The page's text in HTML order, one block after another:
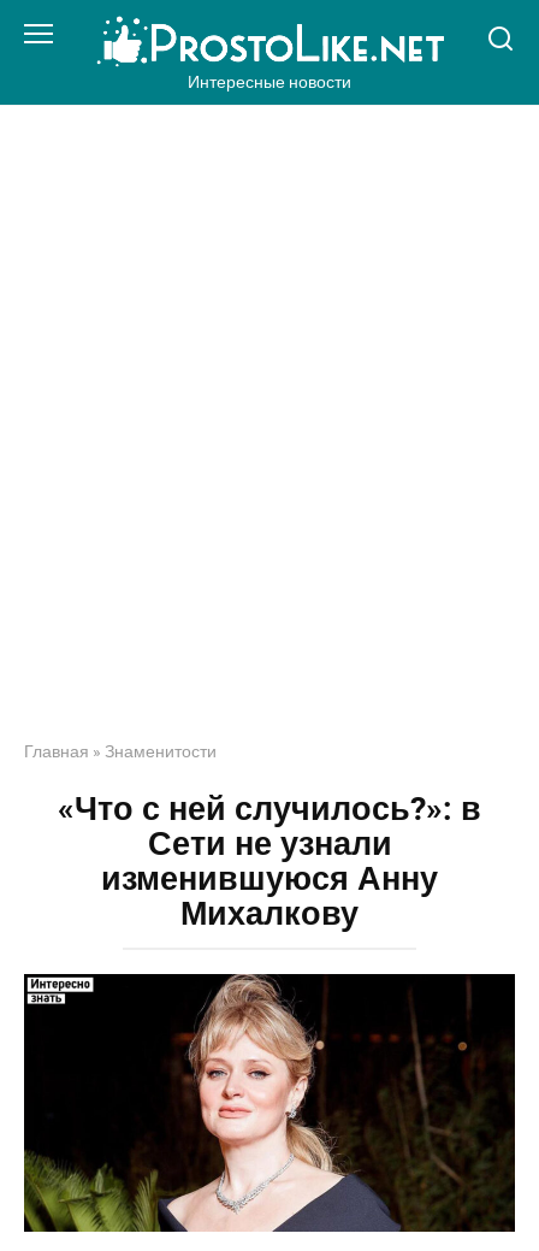
Интересные новости
Главная » Знаменитости
«Что с ней случилось?»: в
Сети не узнали
изменившуюся Анну
Михалкову